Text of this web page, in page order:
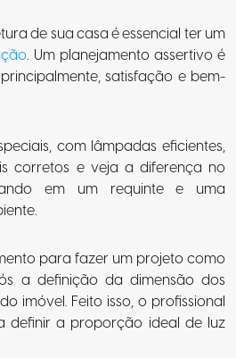
de sua casa é essencial ter um
. Um planejamento assertivo é
satisfação e bem-
com lâmpadas eficientes,
corretos e veja a diferença no
em um requinte e uma
para fazer um projeto como
a definição da dimensão dos
imóvel. Feito isso, o profissional
definir a proporção ideal de luz